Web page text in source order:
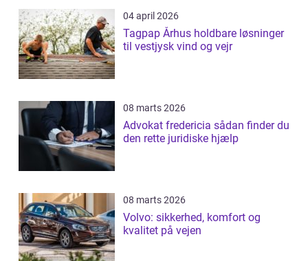
04 april 2026
Tagpap Århus holdbare løsninger
til vestjysk vind og vejr
08 marts 2026
Advokat fredericia sådan finder du
den rette juridiske hjælp
08 marts 2026
Volvo: sikkerhed, komfort og
kvalitet på vejen